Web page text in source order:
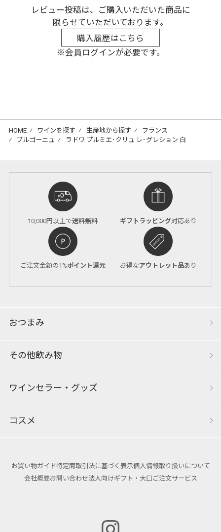
レビュー投稿は、ご購入いただいた商品に
限らせていただいております。
購入履歴はこちら
※会員ログインが必要です。
HOME ⁄ ワインを探す ⁄ 生産地から探す ⁄ フランス
⁄ ブルゴーニュ ⁄ ラドワ プルミエ･クリュ レ･グレション 白
10,000円以上で送料無料 ギフトラッピング対応あり
ご注文金額の1%ポイント還元 お得なアウトレット品あり
おつまみ
その他飲み物
ワインセラー・グッズ
コスメ
お買い物ガイド特定商取引法に基づく表示個人情報取り扱いについて
会社概要お問い合わせ法人向けギフト・大口ご注文サービス